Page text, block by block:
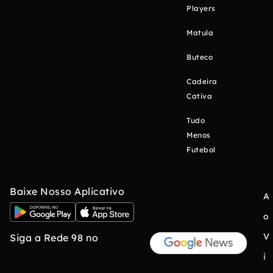
Players
Matula
Buteco
Cadeira
Cativa
Tudo
Menos
Futebol
Baixe Nosso Aplicativo
Siga a Rede 98 no
A
o
V
i